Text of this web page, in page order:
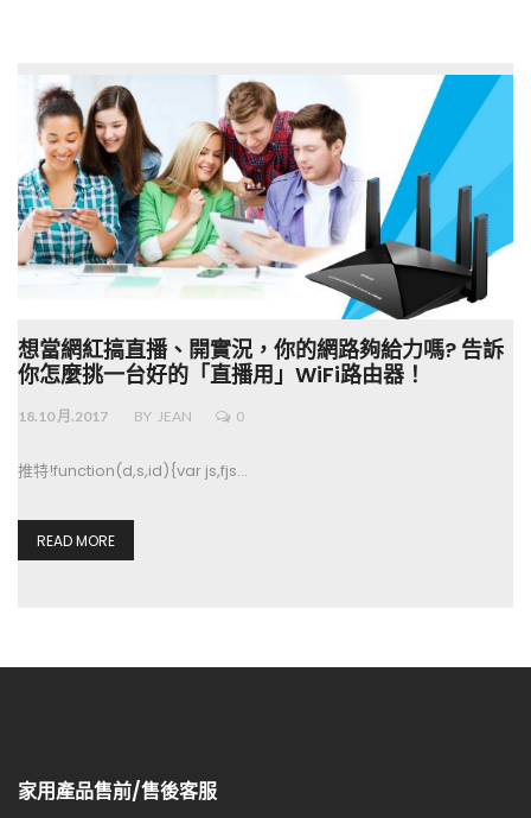
想當網紅搞直播、開實況，你的網路夠給力嗎? 告訴
你怎麼挑一台好的「直播用」WiFi路由器！
18.10 月.2017 BY JEAN 0
推特!function(d,s,id){var js,fjs…
READ MORE
家用產品售前/售後客服